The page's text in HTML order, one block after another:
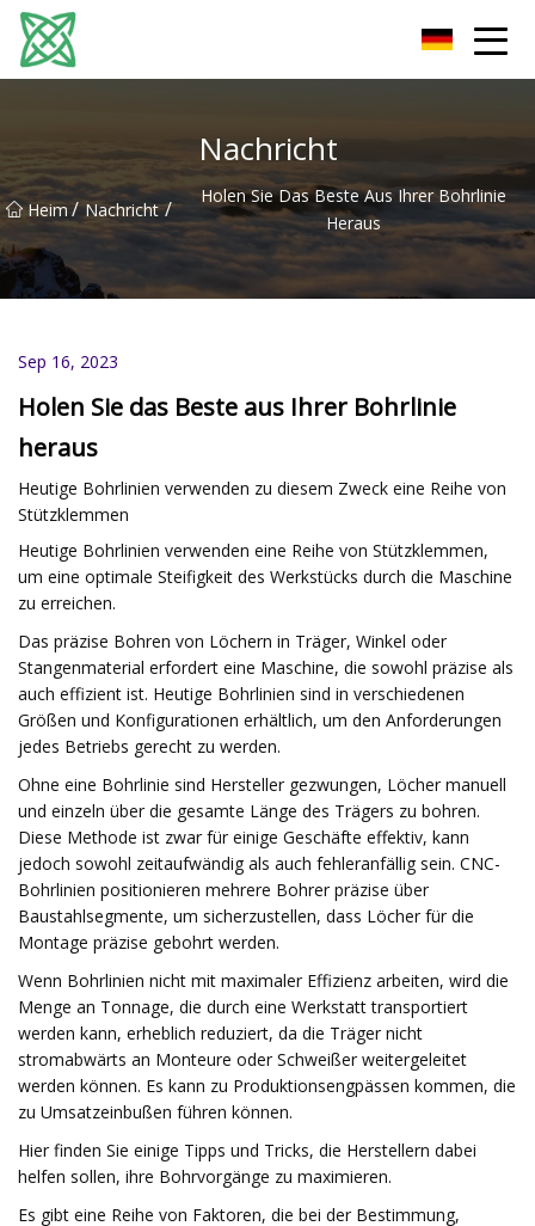
Nachricht
Heim/ Nachricht /
Holen Sie Das Beste Aus Ihrer Bohrlinie
Heraus
Sep 16, 2023
Holen Sie das Beste aus Ihrer Bohrlinie
heraus
Heutige Bohrlinien verwenden zu diesem Zweck eine Reihe von
Stützklemmen
Heutige Bohrlinien verwenden eine Reihe von Stützklemmen,
um eine optimale Steifigkeit des Werkstücks durch die Maschine
zu erreichen.
Das präzise Bohren von Löchern in Träger, Winkel oder
Stangenmaterial erfordert eine Maschine, die sowohl präzise als
auch effizient ist. Heutige Bohrlinien sind in verschiedenen
Größen und Konfigurationen erhältlich, um den Anforderungen
jedes Betriebs gerecht zu werden.
Ohne eine Bohrlinie sind Hersteller gezwungen, Löcher manuell
und einzeln über die gesamte Länge des Trägers zu bohren.
Diese Methode ist zwar für einige Geschäfte effektiv, kann
jedoch sowohl zeitaufwändig als auch fehleranfällig sein. CNC-
Bohrlinien positionieren mehrere Bohrer präzise über
Baustahlsegmente, um sicherzustellen, dass Löcher für die
Montage präzise gebohrt werden.
Wenn Bohrlinien nicht mit maximaler Effizienz arbeiten, wird die
Menge an Tonnage, die durch eine Werkstatt transportiert
werden kann, erheblich reduziert, da die Träger nicht
stromabwärts an Monteure oder Schweißer weitergeleitet
werden können. Es kann zu Produktionsengpässen kommen, die
zu Umsatzeinbußen führen können.
Hier finden Sie einige Tipps und Tricks, die Herstellern dabei
helfen sollen, ihre Bohrvorgänge zu maximieren.
Es gibt eine Reihe von Faktoren, die bei der Bestimmung,